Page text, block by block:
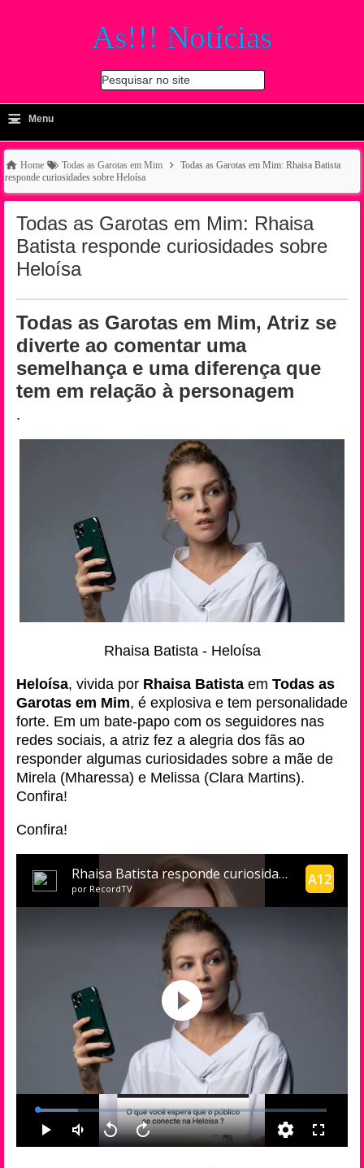
As!!! Notícias
Pesquisar no site
-
≡ Menu
Home Todas as Garotas em Mim
Todas as Garotas em Mim: Rhaisa Batista
responde curiosidades sobre Heloísa
Todas as Garotas em Mim: Rhaisa
Batista responde curiosidades sobre
Heloísa
Todas as Garotas em Mim, Atriz se
diverte ao comentar uma
semelhança e uma diferença que
tem em relação à personagem
.
Rhaisa Batista - Heloísa
Heloísa, vivida por Rhaisa Batista em Todas as
Garotas em Mim, é explosiva e tem personalidade
forte. Em um bate-papo com os seguidores nas
redes sociais, a atriz fez a alegria dos fãs ao
responder algumas curiosidades sobre a mãe de
Mirela (Mharessa) e Melissa (Clara Martins).
Confira!
Confira!